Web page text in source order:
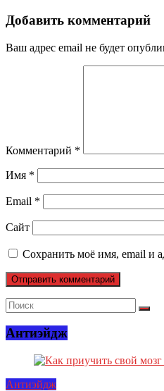
Добавить комментарий
Ваш адрес email не будет
Комментарий *
Имя *
Email *
Сайт
Сохранить моё имя, email и
Антиэйдж
Антиэйдж